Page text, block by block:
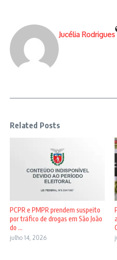
Jucélia Rodrigues
Related Posts
PCPR e PMPR prendem suspeito
por tráfico de drogas em São João
do ...
julho 14, 2026